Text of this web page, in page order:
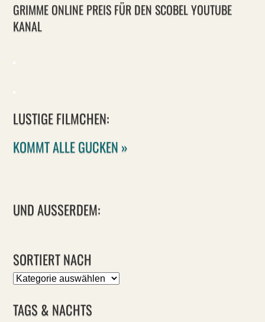
GRIMME ONLINE PREIS FÜR DEN SCOBEL YOUTUBE
KANAL
LUSTIGE FILMCHEN:
KOMMT ALLE GUCKEN »
UND AUSSERDEM:
SORTIERT NACH
Sortiert
TAGS & NACHTS